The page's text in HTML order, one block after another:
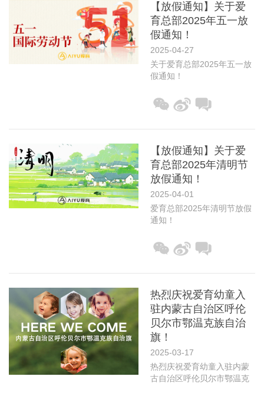
【放假通知】关于爱
育总部2025年五一放
假通知！
2025-04-27
关于爱育总部2025年五一放
假通知！
【放假通知】关于爱
育总部2025年清明节
放假通知！
2025-04-01
爱育总部2025年清明节放假
通知！
热烈庆祝爱育幼童入
驻内蒙古自治区呼伦
贝尔市鄂温克族自治
旗！
2025-03-17
热烈庆祝爱育幼童入驻内蒙
古自治区呼伦贝尔市鄂温克